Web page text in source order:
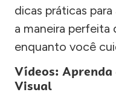
dicas práticas
a maneira
enquanto você
Vídeos: Aprenda
Visual